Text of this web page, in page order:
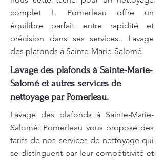
complet !. Pomerleau offre un
équilibre parfait entre rapidité et
précision dans ses services.. Lavage
des plafonds à Sainte-Marie-Salomé
Lavage des plafonds à Sainte-Marie-
Salomé et autres services de
nettoyage par Pomerleau.
Lavage des plafonds à Sainte-Marie-
Salomé: Pomerleau vous propose des
tarifs de nos services de nettoyage qui
se distinguent par leur compétitivité et